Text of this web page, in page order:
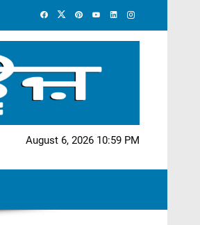
August 6, 2026 10:59 PM